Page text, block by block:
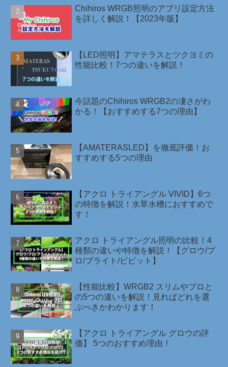
Chihiros WRGB照明のアプリ設定方法
を詳しく解説！【2023年版】
【LED照明】アマテラスとツクヨミの
性能比較！7つの違いを解説！
今話題のChihiros WRGB2の凄さがわ
かる！【おすすめする7つの理由】
【AMATERASLED】を徹底評価！お
すすめする5つの理由
【アクロ トライアングル VIVID】6つ
の特徴を解説！水草水槽におすすめで
す！
アクロ トライアングル照明の比較！4
種類の違いや特徴を解説！【グロウ/プ
ロ/ブライト/ビビット】
【性能比較】WRGB2 スリムやプロと
の5つの違いを解説！見ればどれを選
ぶべきかわかります！
【アクロ トライアングル グロウの評
価】 5つのおすすめ理由！